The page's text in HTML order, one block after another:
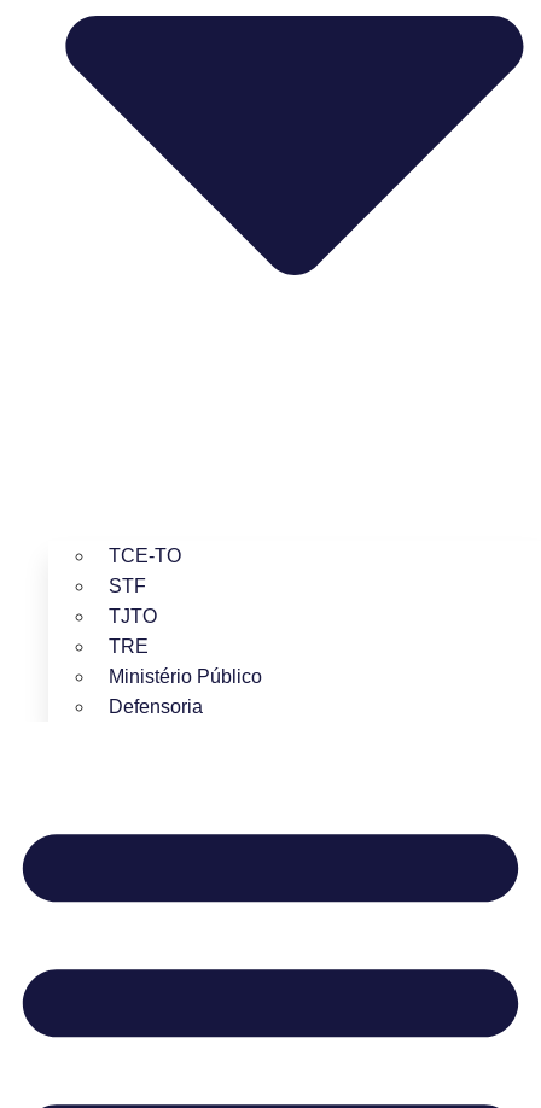
TCE-TO
STF
TJTO
TRE
Ministério Público
Defensoria